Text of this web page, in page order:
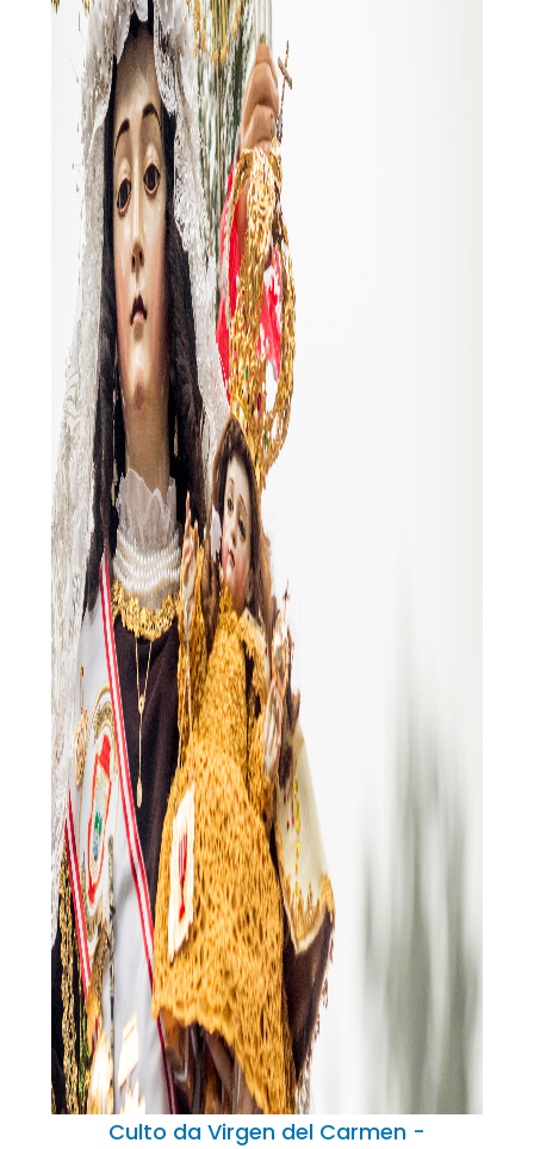
Culto da Virgen del Carmen -